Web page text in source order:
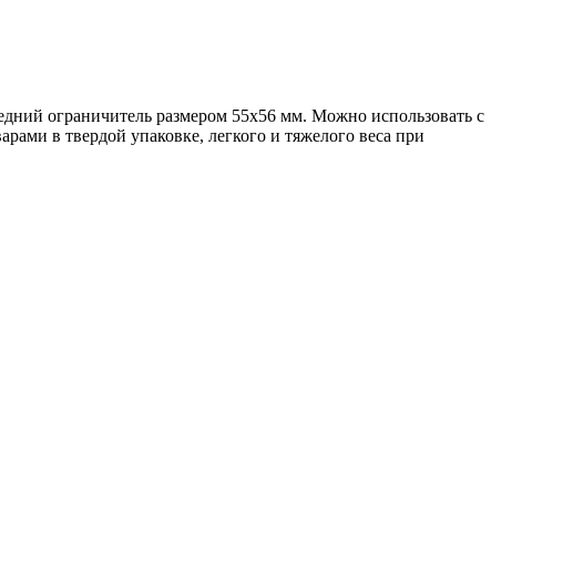
ограничитель размером 55х56 мм. Можно использовать с
в твердой упаковке, легкого и тяжелого веса при